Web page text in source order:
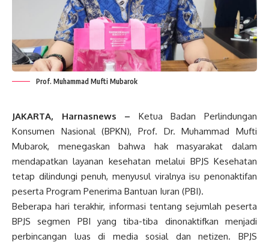
Prof. Muhammad Mufti Mubarok
JAKARTA, Harnasnews – Ketua Badan Perlindungan
Konsumen Nasional (BPKN), Prof. Dr. Muhammad Mufti
Mubarok, menegaskan bahwa hak masyarakat dalam
mendapatkan layanan kesehatan melalui BPJS Kesehatan
tetap dilindungi penuh, menyusul viralnya isu penonaktifan
peserta Program Penerima Bantuan Iuran (PBI).
Beberapa hari terakhir, informasi tentang sejumlah peserta
BPJS segmen PBI yang tiba-tiba dinonaktifkan menjadi
perbincangan luas di media sosial dan netizen. BPJS